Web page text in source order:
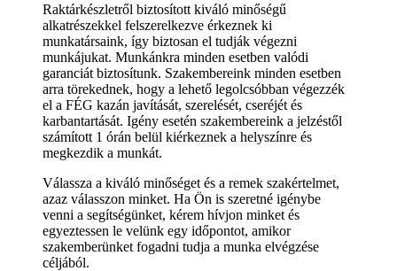
Raktárkészletről biztosított kiváló minőségű
alkatrészekkel felszerelkezve érkeznek ki
munkatársaink, így biztosan el tudják végezni
munkájukat. Munkánkra minden esetben valódi
garanciát biztosítunk. Szakembereink minden esetben
arra törekednek, hogy a lehető legolcsóbban végezzék
el a FÉG kazán javítását, szerelését, cseréjét és
karbantartását. Igény esetén szakembereink a jelzéstől
számított 1 órán belül kiérkeznek a helyszínre és
megkezdik a munkát.
Válassza a kiváló minőséget és a remek szakértelmet,
azaz válasszon minket. Ha Ön is szeretné igénybe
venni a segítségünket, kérem hívjon minket és
egyeztessen le velünk egy időpontot, amikor
szakemberünket fogadni tudja a munka elvégzése
céljából.